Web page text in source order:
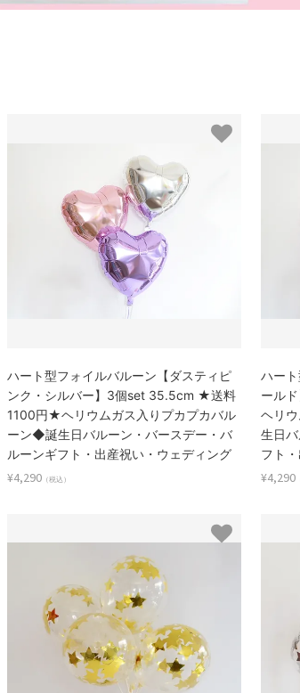
ハート型フォイルバルーン【ダスティピ
ンク・シルバー】3個set 35.5cm ★送料
1100円★ヘリウムガス入りプカプカバル
ーン◆誕生日バルーン・バースデー・バ
ルーンギフト・出産祝い・ウェディング
¥4,290 （税込）
ハー
ール
ヘリ
生日
フト
¥4,290